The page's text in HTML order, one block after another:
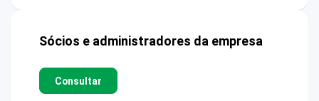
Sócios e administradores da empresa
Consultar